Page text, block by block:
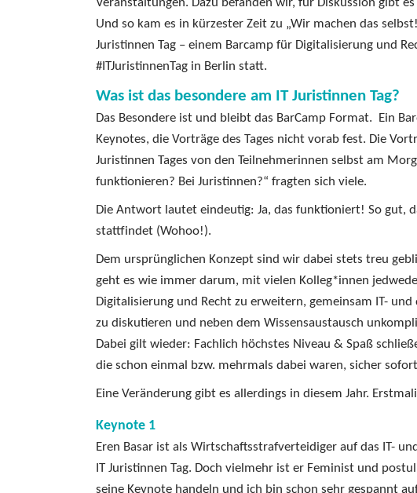
Veranstaltungen. Dazu befanden wir, für Diskussion gibt
Und so kam es in kürzester Zeit zu „Wir machen das
Juristinnen Tag – einem Barcamp für Digitalisierung und
#ITJuristinnenTag in Berlin statt.
Was ist das besondere am IT Juristinnen Tag?
Das Besondere ist und bleibt das BarCamp Format. Ein
Keynotes, die Vorträge des Tages nicht vorab fest. Die
Juristinnen Tages von den Teilnehmerinnen selbst am
funktionieren? Bei Juristinnen?“ fragten sich viele.
Die Antwort lautet eindeutig: Ja, das funktioniert! So gut,
stattfindet (Wohoo!).
Dem ursprünglichen Konzept sind wir dabei stets treu
geht es wie immer darum, mit vielen Kolleg*innen
Digitalisierung und Recht zu erweitern, gemeinsam IT-
zu diskutieren und neben dem Wissensaustausch
Dabei gilt wieder: Fachlich höchstes Niveau & Spaß
die schon einmal bzw. mehrmals dabei waren, sicher
Eine Veränderung gibt es allerdings in diesem Jahr.
Keynote 1
Eren Basar ist als Wirtschaftsstrafverteidiger auf das IT-
IT Juristinnen Tag. Doch vielmehr ist er Feminist und
seine Keynote handeln und ich bin schon sehr gespannt